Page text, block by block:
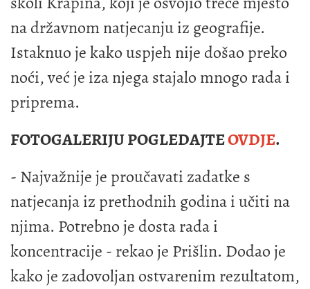
na državnom natjecanju iz geografije.
Istaknuo je kako uspjeh nije došao preko
noći, već je iza njega stajalo mnogo rada i
priprema.
FOTOGALERIJU POGLEDAJTEOVDJE.
- Najvažnije je proučavati zadatke s
natjecanja iz prethodnih godina i učiti na
njima. Potrebno je dosta rada i
koncentracije - rekao je Prišlin. Dodao je
kako je zadovoljan ostvarenim rezultatom,